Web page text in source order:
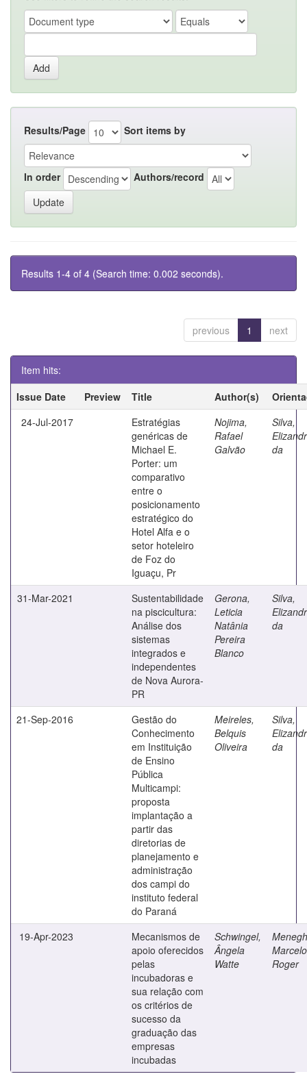
Results/Page Sort items by
In order Authors/record
Results 1-4 of 4 (Search time: 0.002 seconds).
previous 1 next
Item hits:
Issue Date
Preview Title Author(s)
24-Jul-2017
Estratégias
genéricas de
Michael E.
Porter: um
comparativo
entre o
posicionamento
estratégico do
Hotel Alfa e o
setor hoteleiro
de Foz do
Iguaçu, Pr
Nojima,
Rafael
Galvão
Silva,
da
31-Mar-2021
Sustentabilidade
na piscicultura:
Análise dos
sistemas
integrados e
independentes
de Nova Aurora-
PR
Gerona,
Leticia
Natânia
Pereira
Blanco
Silva,
da
21-Sep-2016
Gestão do
Conhecimento
em Instituição
de Ensino
Pública
Multicampi:
proposta
implantação a
partir das
diretorias de
planejamento e
administração
dos campi do
instituto federal
do Paraná
Meireles,
Belquis
Oliveira
Silva,
da
19-Apr-2023
Mecanismos de
apoio oferecidos
pelas
incubadoras e
sua relação com
os critérios de
sucesso da
graduação das
empresas
incubadas
Schwingel,
Ângela
Watte
Marcelo
Roger